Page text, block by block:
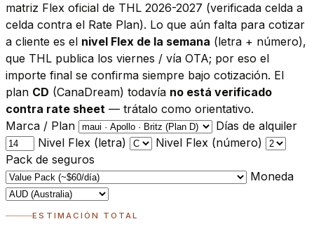
matriz Flex oficial de THL 2026-2027 (verificada celda a
celda contra el Rate Plan). Lo que aún falta para cotizar
a cliente es el nivel Flex de la semana (letra + número),
que THL publica los viernes / vía OTA; por eso el
importe final se confirma siempre bajo cotización. El
plan CD (CanaDream) todavía no está verificado
contra rate sheet — trátalo como orientativo.
Marca / Plan
Días de alquiler
Nivel Flex (letra)
Nivel Flex (número)
Pack de seguros
Moneda
ESTIMACIÓN TOTAL